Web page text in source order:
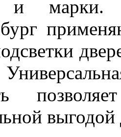
и марки.